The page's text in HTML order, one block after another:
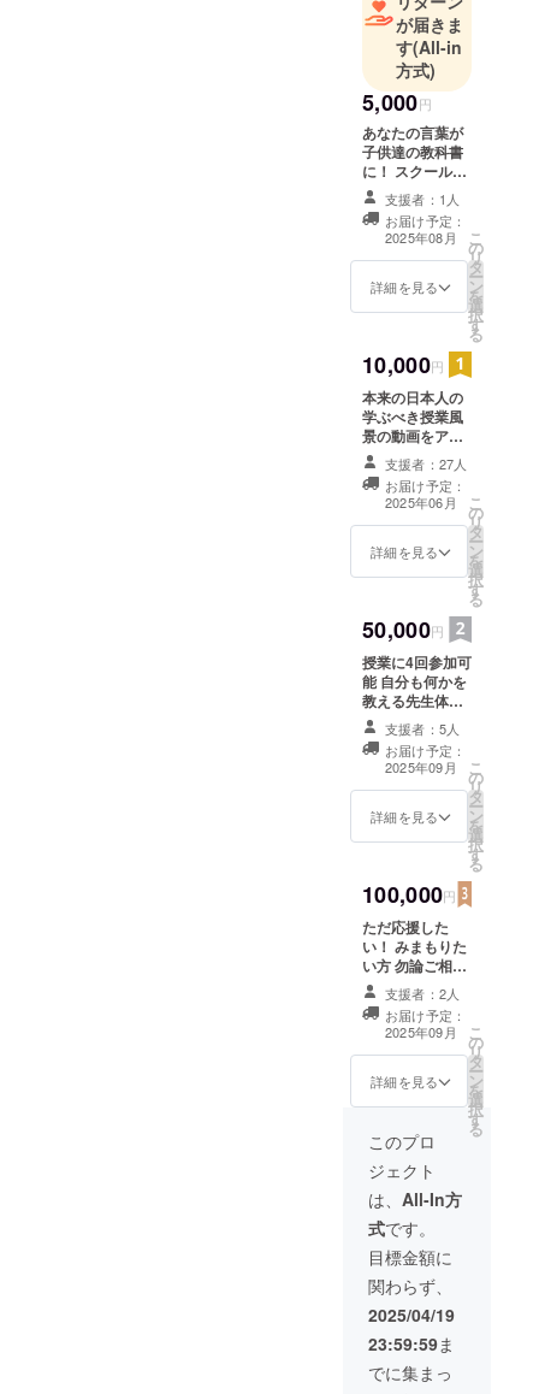
が届きま
す(All-in
方式)
5,000円
あなたの言葉が
子供達の教科書
に！ スクールの
教材として活用
します 支援者の
メッセージを授
業に使わせてい
ただきます。 自
分の教訓になっ
ほしいこと、自
分がまなびた
かったこと、ま
たそれは何故か
など、そのお話
をきいて、子供
達と話し合いの
機会を作る題材
とさせていただ
容も短い動画に
してお送りいた
子供の時に勉強
以外のことを教
えて欲しかっ
た！ そんな思い
に同調していた
だける方に是非
ご協力いただき
たい手軽なプラ
ンです。 動画発
送日2025年５月
７日以降の授業
より、随時支援
者さんのメール
ファイルをお送
りいたします。
2025年８月まで
に全員に発送完
了予定 ただし、
子供達に伝えた
い、ストーリー
言葉に関して公
序良俗に反する
内容は不可で
す。 こちらから
抜栓いたしま
す。 ご了承くだ
さい。 視聴期
限：7年12月31
日まで
支援者：1人
お届け予定：
2025年08月
詳細を見る
こ
の
リ
タ
ー
ン
を
選
択
す
る
10,000円
本来の日本人の
学ぶべき授業風
景の動画をアー
カイブでお渡
し、もしくはそ
の日に現地で ス
ペシャルゲスト
の時に実際授業
を受けられま
もしくは学校に
直接参加可能 ・
支援者様の交通
費や滞在費は各
自でご負担くだ
さい。 ・詳細は
メールで連絡し
ます。 ・収録時
間：30分間 2
ど2ヶ月分 ・提
供方法：メール
載します。 ・視
聴期限：7年9月
30日まで
支援者：27人
お届け予定：
2025年06月
詳細を見る
こ
の
リ
タ
ー
ン
を
選
択
す
る
50,000円
授業に4回参加可
能 自分も何かを
教える先生体験
ができる 子供達
がまとめた古事
記の絵本をお届
る、みんなで合
宿コンクールー
日にリアル参加
自分も美術を
久々にやりた
い！美術の授業1
回体験 ・日時：
2025年６月の
水、木、金のい
ずれかで10:00-
12:00 または各
所：山梨県南都
留郡山中湖村山
者様の交通費や
滞在費は各自で
ご負担くださ
い。 ・支援者様
との連絡方法：
詳細はメールで
連絡します。
支援者：5人
お届け予定：
2025年09月
詳細を見る
こ
の
リ
タ
ー
ン
を
選
択
す
る
100,000円
ただ応援した
い！ みまもりた
い方 勿論ご相談
しだいで、リア
ル参加か、zoom
で10回まで参加
可能 その他告知
した遠足にも2回
参加 ただし、交
活動に参加可
能！（最大10
回） リアル参加
or オンライン
（Zoom）参加
が選べます！ リ
アル参加の場
合、実施場所は
山梨県南都留郡
山中湖村山中４
す。 授業や活動
を体験しなが
ら、子どもたち
支援者：2人
お届け予定：
2025年09月
詳細を見る
こ
の
リ
タ
ー
ン
を
選
択
す
る
このプロ
ジェクト
は、 All-In方
式です。
目標金額に
関わらず、
2025/04/19
23:59:59ま
でに集まっ